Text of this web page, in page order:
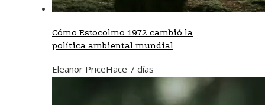
Cómo Estocolmo 1972 cambió la
política ambiental mundial
Eleanor PriceHace 7 días